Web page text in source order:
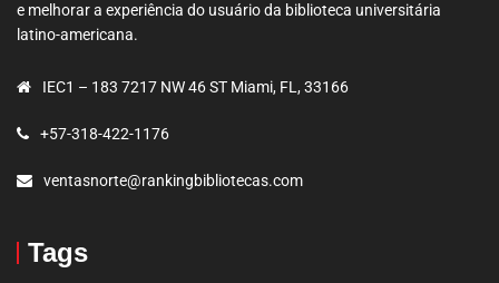
e melhorar a experiência do usuário da biblioteca universitária
latino-americana.
IEC1 – 183 7217 NW 46 ST Miami, FL, 33166
+57-318-422-1176
ventasnorte@rankingbibliotecas.com
Tags